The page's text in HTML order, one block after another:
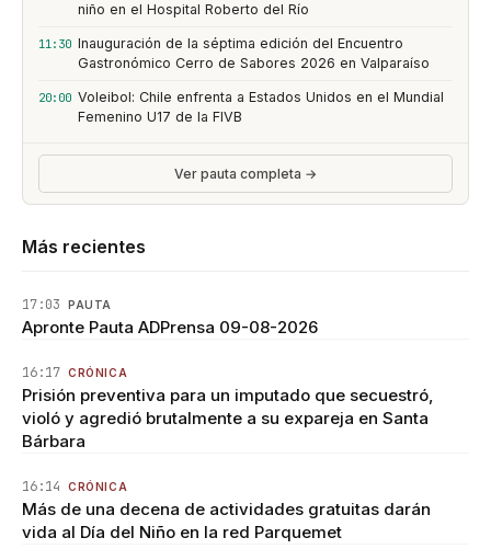
niño en el Hospital Roberto del Río
11:30 Inauguración de la séptima edición del Encuentro
Gastronómico Cerro de Sabores 2026 en Valparaíso
20:00 Voleibol: Chile enfrenta a Estados Unidos en el Mundial
Femenino U17 de la FIVB
Ver pauta completa →
Más recientes
17:03 PAUTA
Apronte Pauta ADPrensa 09-08-2026
16:17 CRÓNICA
Prisión preventiva para un imputado que secuestró,
violó y agredió brutalmente a su expareja en Santa
Bárbara
16:14 CRÓNICA
Más de una decena de actividades gratuitas darán
vida al Día del Niño en la red Parquemet